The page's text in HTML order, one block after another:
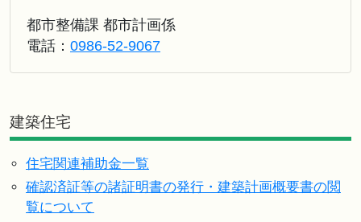
都市整備課 都市計画係
電話： 0986-52-9067
建築住宅
住宅関連補助金一覧
確認済証等の諸証明書の発行・建築計画概要書の閲
覧について